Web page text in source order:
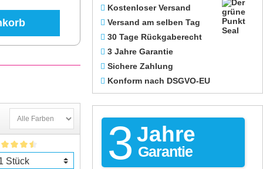
Kostenloser Versand
Versand am selben Tag
30 Tage Rückgaberecht
3 Jahre Garantie
Sichere Zahlung
Konform nach DSGVO-EU
3 Jahre
Garantie